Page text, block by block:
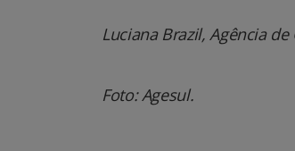
Luciana Brazil, Agência
Foto: Agesul.